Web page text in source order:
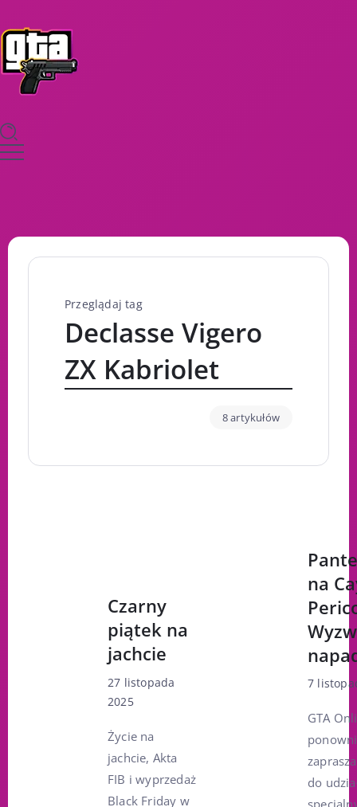
Przeglądaj tag
Declasse Vigero
ZX Kabriolet
8 artykułów
Czarny
piątek na
jachcie
27 listopada
2025
Życie na
jachcie, Akta
FIB i wyprzedaż
Black Friday w
na
7
GTA
do